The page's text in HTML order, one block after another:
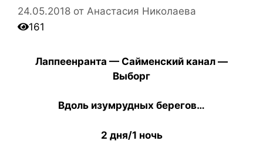
24.05.2018 от Анастасия Николаева
161
Лаппеенранта — Сайменский канал —
Выборг
Вдоль изумрудных берегов…
2 дня/1 ночь